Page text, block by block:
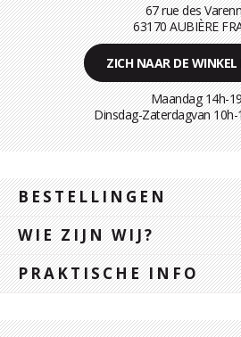
67 rue des
63170 AUBIÈRE
ZICH NAAR DE WINKEL
Maandag 14h-
Dinsdag-Zaterdagvan
BESTELLINGEN
WIE ZIJN WIJ?
PRAKTISCHE INFO